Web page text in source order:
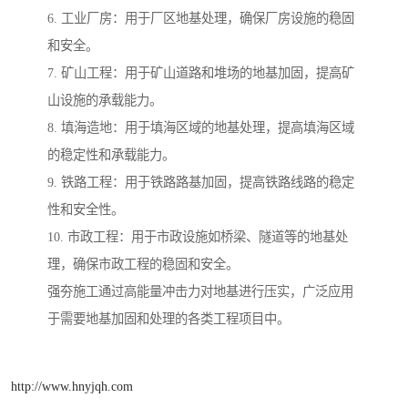
6. 工业厂房：用于厂区地基处理，确保厂房设施的稳固
和安全。
7. 矿山工程：用于矿山道路和堆场的地基加固，提高矿
山设施的承载能力。
8. 填海造地：用于填海区域的地基处理，提高填海区域
的稳定性和承载能力。
9. 铁路工程：用于铁路路基加固，提高铁路线路的稳定
性和安全性。
10. 市政工程：用于市政设施如桥梁、隧道等的地基处
理，确保市政工程的稳固和安全。
强夯施工通过高能量冲击力对地基进行压实，广泛应用
于需要地基加固和处理的各类工程项目中。
http://www.hnyjqh.com